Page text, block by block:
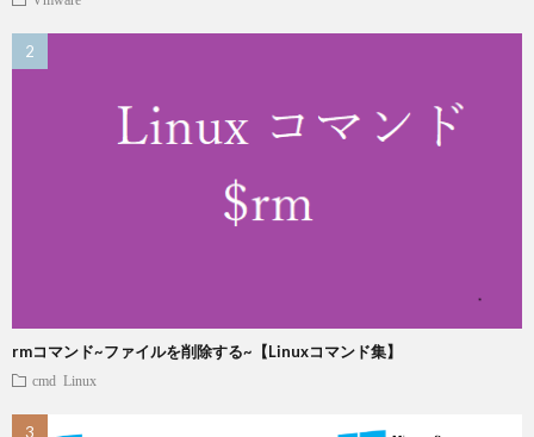
rmコマンド~ファイルを削除する~【Linuxコマンド集】
cmd Linux